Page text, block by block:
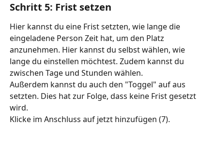
Schritt 5: Frist setzen
Hier kannst du eine Frist setzten, wie lange die
eingeladene Person Zeit hat, um den Platz
anzunehmen. Hier kannst du selbst wählen, wie
lange du einstellen möchtest. Zudem kannst du
zwischen Tage und Stunden wählen.
Außerdem kannst du auch den "Toggel" auf aus
setzten. Dies hat zur Folge, dass keine Frist gesetzt
wird.
Klicke im Anschluss auf jetzt hinzufügen (7).